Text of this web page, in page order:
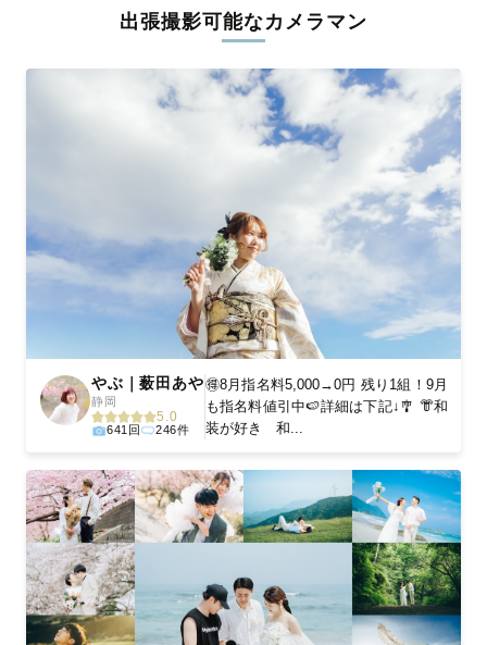
リジナルの研修と厳正な審査に合格し、撮影技術やホスピタリテ
ィを身につけたプロのカメラマンが全国47都道府県に在籍してい
丁寧なレタッチで思い出を美しく仕上げます
撮影後は、独自の編集技術で写真の明るさや色合いを丁寧に調
整。自然な雰囲気を残しつつも、おしゃれで洗練された仕上がり
に。きっと「こんな写真を撮ってほしかった！」と思える一枚に
出会えます。まずは、ラブグラフの撮影事例 をご覧ください。
出張撮影可能なカメラマン
やぶ｜薮田あや
静岡
5.0
641回 246件
🉐8月指名料5,000→0円 残り1組！9月
も指名料値引中🍉詳細は下記↓🎐 👘和
装が好き 和...